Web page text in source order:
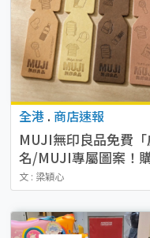
全港 . 商店速報
MUJI無印良品免費
名/MUJI專屬圖案！
貼紙
文 : 梁穎心